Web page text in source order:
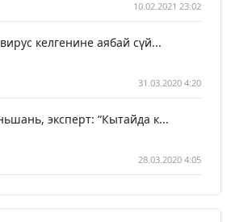
10.02.2021 23:02
келгенине аябай сүй...
31.03.2020 4:20
эксперт: “Кытайда к...
28.03.2020 4:05